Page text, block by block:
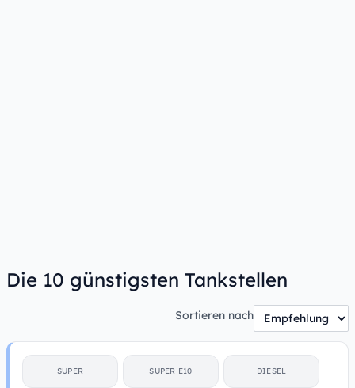
Die 10 günstigsten Tankstellen
Sortieren nach
SUPER SUPER E10 DIESEL